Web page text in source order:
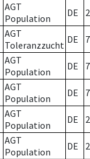
AGT
Population
DE 2
AGT
Toleranzzucht DE 7
AGT
Population
DE 7
AGT
Population
DE 7
AGT
Population
DE 2
AGT
Population
DE 2